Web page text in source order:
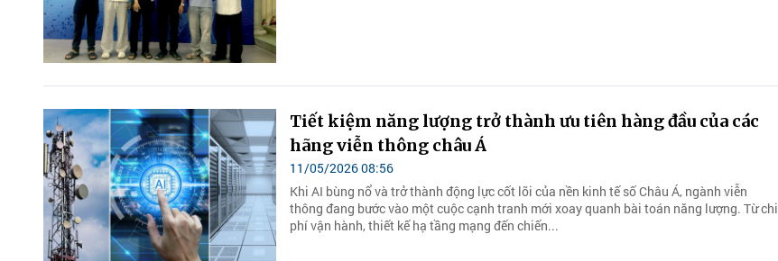
Tiết kiệm năng lượng trở thành ưu tiên hàng đầu của các
hãng viễn thông châu Á
11/05/2026 08:56
Khi AI bùng nổ và trở thành động lực cốt lõi của nền kinh tế số Châu Á, ngành viễn
thông đang bước vào một cuộc cạnh tranh mới xoay quanh bài toán năng lượng. Từ chi
phí vận hành, thiết kế hạ tầng mạng đến chiến...